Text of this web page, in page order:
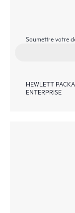
Soumettre votre
HEWLETT
ENTERPRISE